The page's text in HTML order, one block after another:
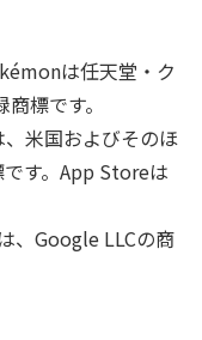
は任天堂・ク
標です。
米国およびそのほ
す。App Storeは
、Google LLCの商